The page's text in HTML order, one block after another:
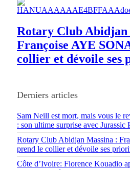
Rotary Club Abidjan
Françoise AYE
collier et dévoile ses
Derniers articles
Sam Neill est mort, mais vous le
: son ultime surprise avec Jurassic
Rotary Club Abidjan Massina :
prend le collier et dévoile ses
Côte d’Ivoire: Florence Kouadio